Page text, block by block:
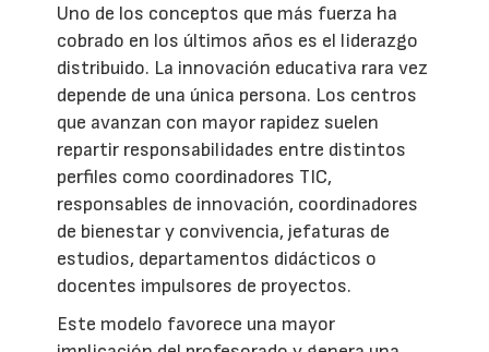
Uno de los conceptos que más fuerza ha
cobrado en los últimos años es el liderazgo
distribuido. La innovación educativa rara vez
depende de una única persona. Los centros
que avanzan con mayor rapidez suelen
repartir responsabilidades entre distintos
perfiles como coordinadores TIC,
responsables de innovación, coordinadores
de bienestar y convivencia, jefaturas de
estudios, departamentos didácticos o
docentes impulsores de proyectos.
Este modelo favorece una mayor